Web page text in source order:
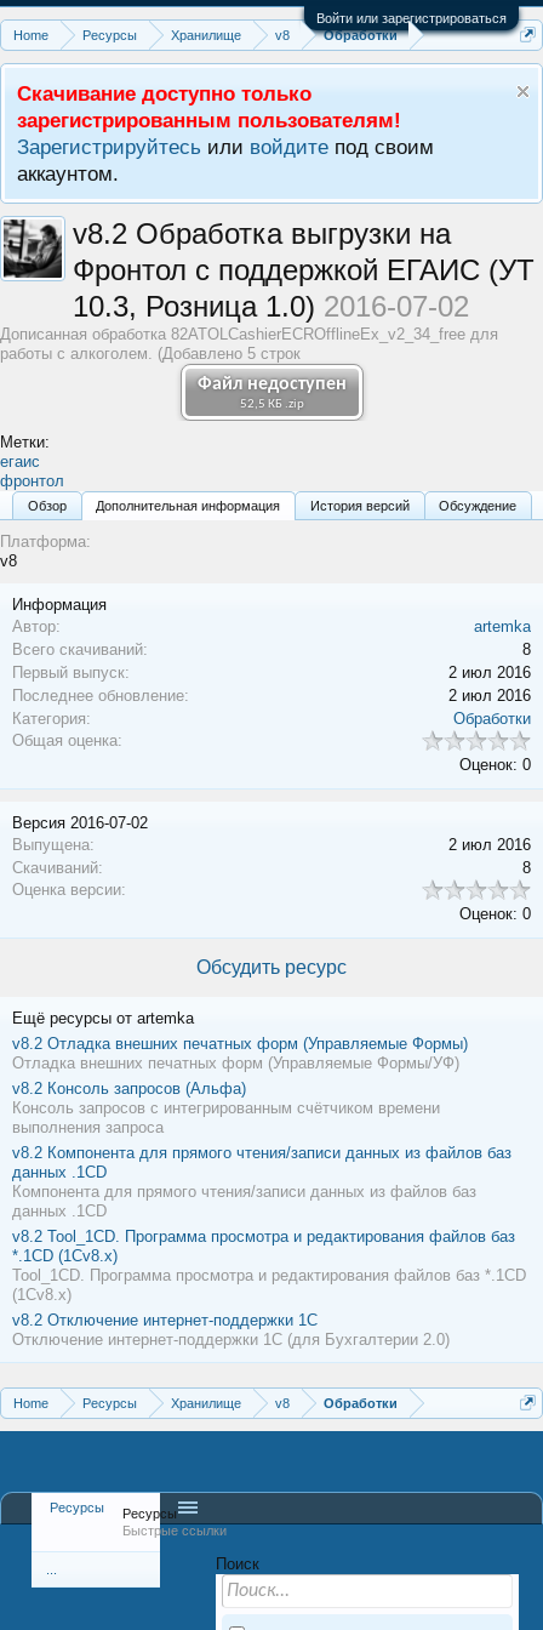
Войти или зарегистрироваться
Home
Ресурсы Хранилище v8 Обработки
Скачивание доступно только
зарегистрированным пользователям!
Зарегистрируйтесь или войдите под своим
аккаунтом.
Файл недоступен
52,5 КБ .zip
v8.2 Обработка выгрузки на
Фронтол с поддержкой ЕГАИС (УТ
10.3, Розница 1.0) 2016-07-02
Дописанная обработка 82ATOLCashierECROfflineEx_v2_34_free для
работы с алкоголем. (Добавлено 5 строк
Метки:
егаис
фронтол
Обзoр Дополнительная информация История версий Обсуждение
Платформа:
v8
Информация
Автор:
artemka
Всего скачиваний:
8
Первый выпуск:
2 июл 2016
Последнее обновление:
2 июл 2016
Категория:
Обработки
Общая оценка:
Оценок: 0
Версия 2016-07-02
Выпущена:
2 июл 2016
Скачиваний:
8
Оценка версии:
Оценок: 0
Обсудить ресурс
Ещё ресурсы от artemka
v8.2 Отладка внешних печатных форм (Управляемые Формы)
Отладка внешних печатных форм (Управляемые Формы/УФ)
v8.2 Консоль запросов (Альфа)
Консоль запросов с интегрированным счётчиком времени
выполнения запроса
v8.2 Компонента для прямого чтения/записи данных из файлов баз
данных .1CD
Компонента для прямого чтения/записи данных из файлов баз
данных .1CD
v8.2 Tool_1CD. Программа просмотра и редактирования файлов баз
*.1CD (1Сv8.x)
Tool_1CD. Программа просмотра и редактирования файлов баз *.1CD
(1Сv8.x)
v8.2 Отключение интернет-поддержки 1С
Отключение интернет-поддержки 1С (для Бухгалтерии 2.0)
Home Ресурсы Хранилище v8 Обработки
Ресурсы
Ресурсы
Быстрые ссылки
Поиск